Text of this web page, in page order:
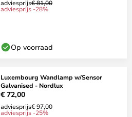
adviesprijs€ 81,00
adviesprijs -28%
Op voorraad
Luxembourg Wandlamp w/Sensor
Galvanised - Nordlux
€ 72,00
adviesprijs€ 97,00
adviesprijs -25%